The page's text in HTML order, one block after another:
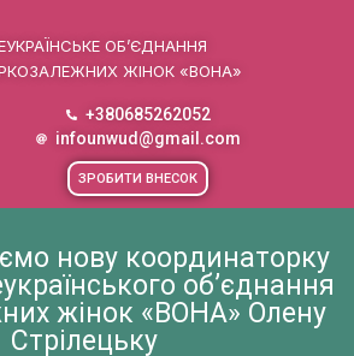
ОБ’ЄДНАННЯ
ЖІНОК «ВОНА»
+380685262052
infounwud@gmail.com
ЗРОБИТИ ВНЕСОК
нову координаторку
об’єднання
жінок «ВОНА» Олену
Стрілецьку